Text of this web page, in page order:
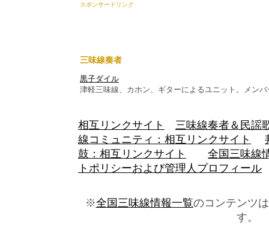
スポンサードリンク
三味線奏者
黒子ダイル
津軽三味線、カホン、ギターによるユニット。メン
相互リンクサイト
三味線奏者＆民謡
線コミュニティ：相互リンクサイト
鼓：相互リンクサイト
全国三味線
トポリシーおよび管理人プロフィール
※全国三味線情報一覧のコンテンツ
す。